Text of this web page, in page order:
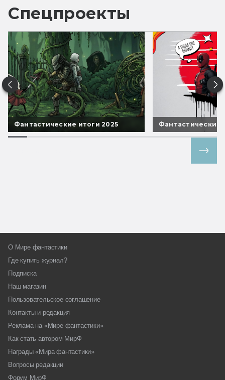
Спецпроекты
Фантастические итоги 2025 Фантастические
О Мире фантастики
Где купить журнал?
Подписка
Наш магазин
Пользовательское соглашение
Контакты и редакция
Реклама на «Мире фантастики»
Как стать автором МирФ
Награды «Мира фантастики»
Вопросы редакции
Форум МирФ